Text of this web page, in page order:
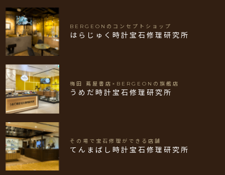
BERGEONのコンセプトショップ
はらじゅく時計宝石修理研究所
梅田 蔦屋書店×BERGEONの旗艦店
うめだ時計宝石修理研究所
その場で宝石修理ができる店舗
てんまばし時計宝石修理研究所